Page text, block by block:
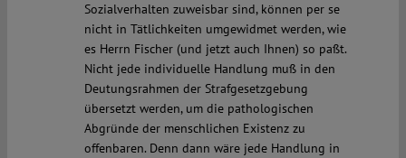
Sozialverhalten zuweisbar sind, können per se
nicht in Tätlichkeiten umgewidmet werden, wie
es Herrn Fischer (und jetzt auch Ihnen) so paßt.
Nicht jede individuelle Handlung muß in den
Deutungsrahmen der Strafgesetzgebung
übersetzt werden, um die pathologischen
Abgründe der menschlichen Existenz zu
offenbaren. Denn dann wäre jede Handlung in